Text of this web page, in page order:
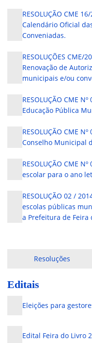
RESOLUÇÃO CME
Calendário Oficial
Conveniadas.
RESOLUÇÕES
Renovação de
municipais e/ou
RESOLUÇÃO CME
Educação Pública
RESOLUÇÃO CME
Conselho Municipal
RESOLUÇÃO CME
escolar para o ano
RESOLUÇÃO 02 /
escolas públicas
a Prefeitura de Feira
Resoluções
Editais
Eleições para
Edital Feira do Livro